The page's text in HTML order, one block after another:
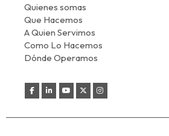
Quienes somas
Que Hacemos
A Quien Servimos
Como Lo Hacemos
Dónde Operamos